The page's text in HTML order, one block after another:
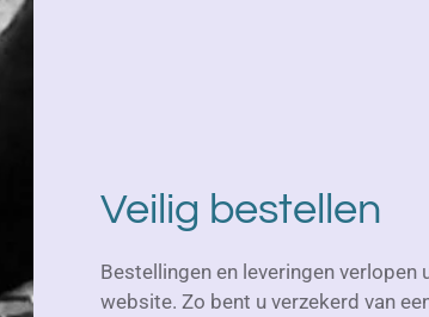
Veilig bestellen
Bestellingen en leveringen verlopen
website. Zo bent u verzekerd van